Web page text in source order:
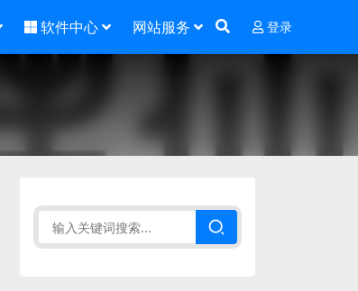
软件中心 网站服务 登录